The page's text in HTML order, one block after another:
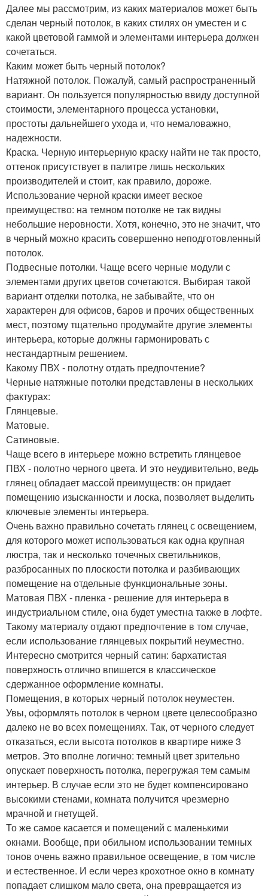
Далее мы рассмотрим, из каких материалов может быть
сделан черный потолок, в каких стилях он уместен и с
какой цветовой гаммой и элементами интерьера должен
сочетаться.
Каким может быть черный потолок?
Натяжной потолок. Пожалуй, самый распространенный
вариант. Он пользуется популярностью ввиду доступной
стоимости, элементарного процесса установки,
простоты дальнейшего ухода и, что немаловажно,
надежности.
Краска. Черную интерьерную краску найти не так просто,
оттенок присутствует в палитре лишь нескольких
производителей и стоит, как правило, дороже.
Использование черной краски имеет веское
преимущество: на темном потолке не так видны
небольшие неровности. Хотя, конечно, это не значит, что
в черный можно красить совершенно неподготовленный
потолок.
Подвесные потолки. Чаще всего черные модули с
элементами других цветов сочетаются. Выбирая такой
вариант отделки потолка, не забывайте, что он
характерен для офисов, баров и прочих общественных
мест, поэтому тщательно продумайте другие элементы
интерьера, которые должны гармонировать с
нестандартным решением.
Какому ПВХ - полотну отдать предпочтение?
Черные натяжные потолки представлены в нескольких
фактурах:
Глянцевые.
Матовые.
Сатиновые.
Чаще всего в интерьере можно встретить глянцевое
ПВХ - полотно черного цвета. И это неудивительно, ведь
глянец обладает массой преимуществ: он придает
помещению изысканности и лоска, позволяет выделить
ключевые элементы интерьера.
Очень важно правильно сочетать глянец с освещением,
для которого может использоваться как одна крупная
люстра, так и несколько точечных светильников,
разбросанных по плоскости потолка и разбивающих
помещение на отдельные функциональные зоны.
Матовая ПВХ - пленка - решение для интерьера в
индустриальном стиле, она будет уместна также в лофте.
Такому материалу отдают предпочтение в том случае,
если использование глянцевых покрытий неуместно.
Интересно смотрится черный сатин: бархатистая
поверхность отлично впишется в классическое
сдержанное оформление комнаты.
Помещения, в которых черный потолок неуместен.
Увы, оформлять потолок в черном цвете целесообразно
далеко не во всех помещениях. Так, от черного следует
отказаться, если высота потолков в квартире ниже 3
метров. Это вполне логично: темный цвет зрительно
опускает поверхность потолка, перегружая тем самым
интерьер. В случае если это не будет компенсировано
высокими стенами, комната получится чрезмерно
мрачной и гнетущей.
То же самое касается и помещений с маленькими
окнами. Вообще, при обильном использовании темных
тонов очень важно правильное освещение, в том числе
и естественное. И если через крохотное окно в комнату
попадает слишком мало света, она превращается из